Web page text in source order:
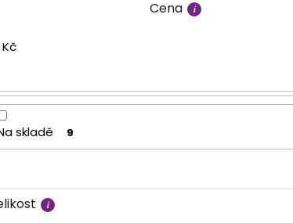
Cena
Kč
skladě 9